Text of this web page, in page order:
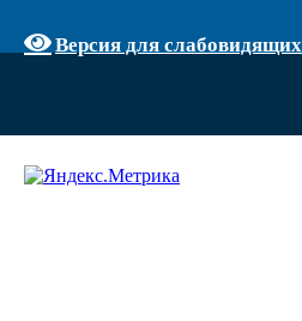
Версия для слабовидящих